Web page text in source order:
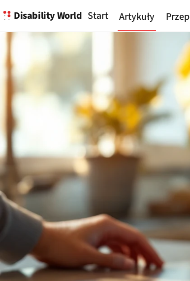
Disability World Start Artykuły